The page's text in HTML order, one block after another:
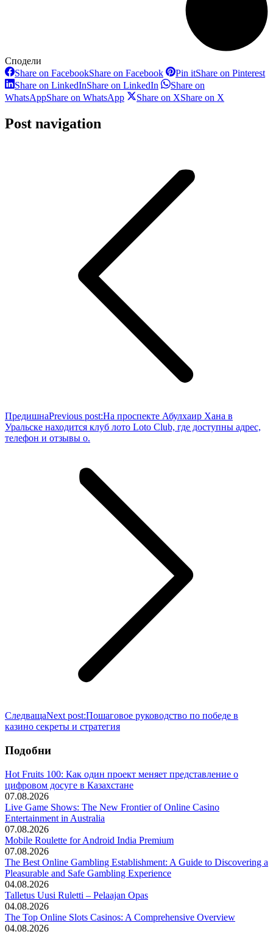
Сподели
Share on FacebookShare on Facebook Pin itShare on Pinterest
Share on LinkedInShare on LinkedIn
Share on
WhatsAppShare on WhatsApp Share on XShare on X
Post navigation
ПредишнаPrevious post:На проспекте Абулхаир Хана в
Уральске находится клуб лото Loto Club, где доступны адрес,
телефон и отзывы о.
СледващаNext post:Пошаговое руководство по победе в
казино секреты и стратегия
Подобни
Hot Fruits 100: Как один проект меняет представление о
цифровом досуге в Казахстане
07.08.2026
Live Game Shows: The New Frontier of Online Casino
Entertainment in Australia
07.08.2026
Mobile Roulette for Android India Premium
07.08.2026
The Best Online Gambling Establishment: A Guide to Discovering a
Pleasurable and Safe Gambling Experience
04.08.2026
Talletus Uusi Ruletti – Pelaajan Opas
04.08.2026
The Top Online Slots Casinos: A Comprehensive Overview
04.08.2026